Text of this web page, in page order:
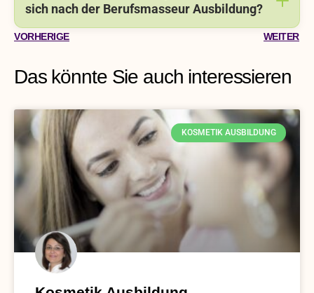
sich nach der Berufsmasseur Ausbildung?
VORHERIGE WEITER
Das könnte Sie auch interessieren
KOSMETIK AUSBILDUNG